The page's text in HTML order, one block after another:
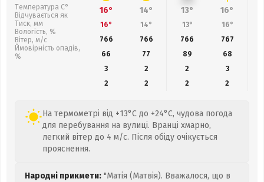
Температура С°
Відчувається як
Тиск, мм
Вологість, %
Вітер, м/с
Ймовірність опадів,
%
16° 14° 13° 16°
16° 14° 13° 16°
766
766 766 767
66
77 89 68
3
2 2
3
2
2 2 2
На термометрі від +13°C до +24°C, чудова погода
для перебування на вулиці. Вранці хмарно,
легкий вітер до 4 м/с. Після обіду очікується
прояснення.
Народні прикмети: "Матія (Матвія). Вважалося, що в